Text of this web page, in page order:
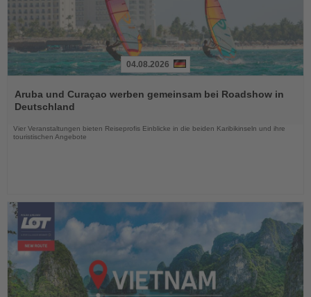
Sie
die
04.08.2026
Aruba und Curaçao werben gemeinsam bei Roadshow in
Deutschland
Vier Veranstaltungen bieten Reiseprofis Einblicke in die beiden Karibikinseln und ihre
touristischen Angebote